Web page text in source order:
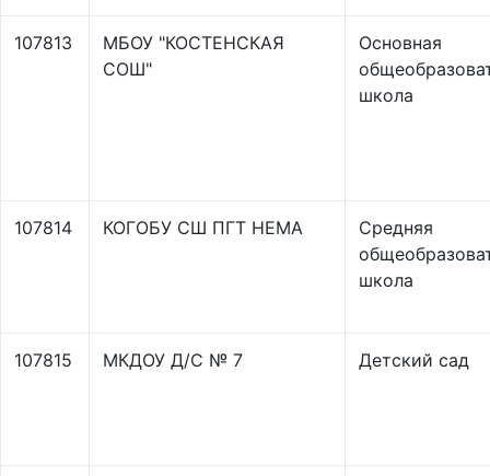
107813
МБОУ "КОСТЕНСКАЯ
СОШ"
Основная
школа
107814 КОГОБУ СШ ПГТ НЕМА
Средняя
школа
107815 МКДОУ Д/С № 7 Детский сад